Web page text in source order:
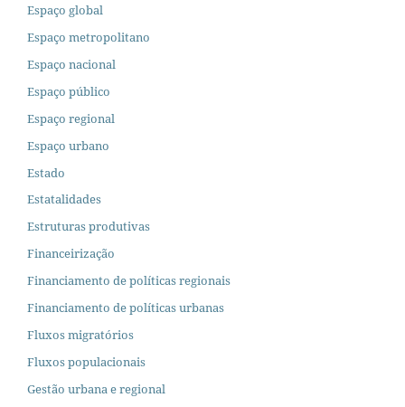
Espaço global
Espaço metropolitano
Espaço nacional
Espaço público
Espaço regional
Espaço urbano
Estado
Estatalidades
Estruturas produtivas
Financeirização
Financiamento de políticas regionais
Financiamento de políticas urbanas
Fluxos migratórios
Fluxos populacionais
Gestão urbana e regional